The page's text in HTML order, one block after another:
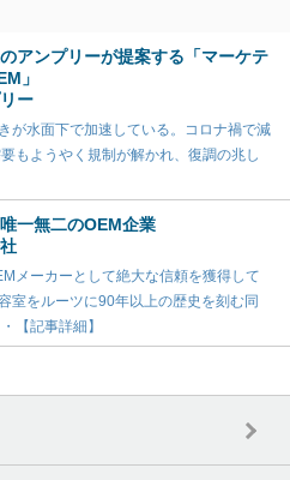
アンプリーが提案する「マーケテ
」
ー
が水面下で加速している。コロナ禍で減
もようやく規制が解かれ、復調の兆し
一無二のOEM企業
メーカーとして絶大な信頼を獲得して
室をルーツに90年以上の歴史を刻む同
【記事詳細】